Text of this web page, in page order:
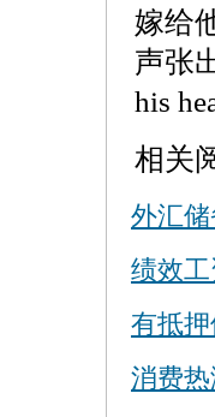
嫁给
声张
his
相关
外汇
绩效
有抵
消费